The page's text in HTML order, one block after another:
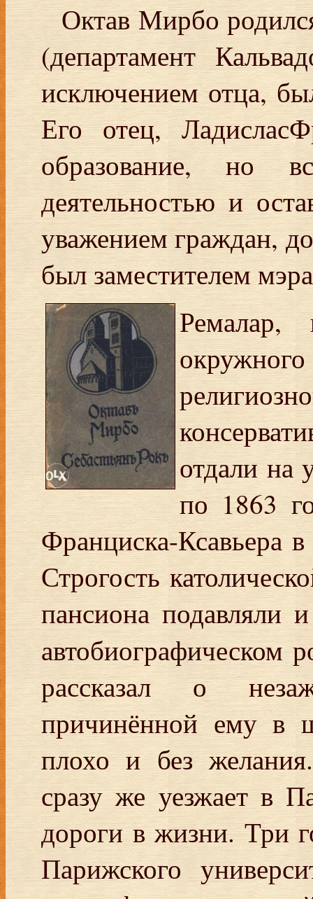
Октав Мирбо
(департамент
исключением отца,
Его отец,
образование, но
деятельностью и
уважением граждан,
был заместителем
отдали на
по 1863
Франциска-Ксавьера
Строгость
пансиона подавляли
автобиографическом
рассказал о
причинённой ему в
плохо и без
сразу же уезжает в
дороги в жизни. Три
Парижского